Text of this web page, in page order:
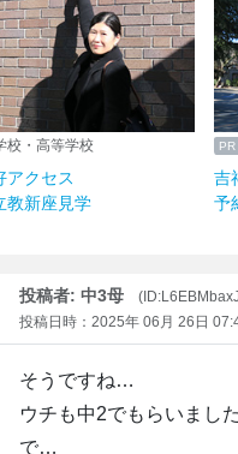
校・高等学校
アクセス
教新座見学
吉
予
投稿者: 中3母
投稿日時：2025年 06月 26日
そうですね…
ウチも中2でもらいまし
で…